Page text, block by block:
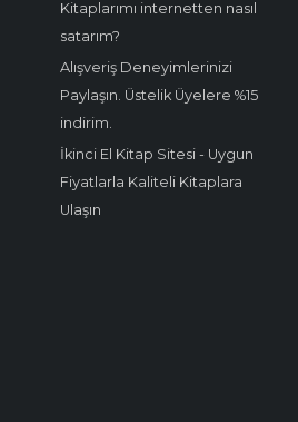
Kitaplarımı internetten nasıl
satarım?
Alışveriş Deneyimlerinizi
Paylaşın. Üstelik Üyelere %15
indirim.
İkinci El Kitap Sitesi - Uygun
Fiyatlarla Kaliteli Kitaplara
Ulaşın